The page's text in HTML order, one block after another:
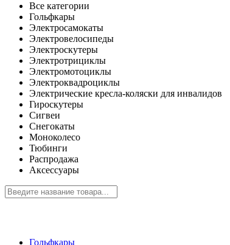
Все категории
Гольфкары
Электросамокаты
Электровелосипеды
Электроскутеры
Электротрициклы
Электромотоциклы
Электроквадроциклы
Электрические кресла-коляски для инвалидов
Гироскутеры
Сигвеи
Снегокаты
Моноколесо
Тюбинги
Распродажа
Аксессуары
Гольфкары